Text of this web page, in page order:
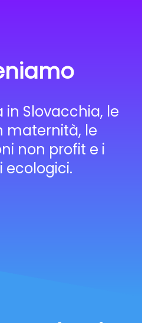
in Slovacchia, le
maternità, le
non profit e i
ecologici.